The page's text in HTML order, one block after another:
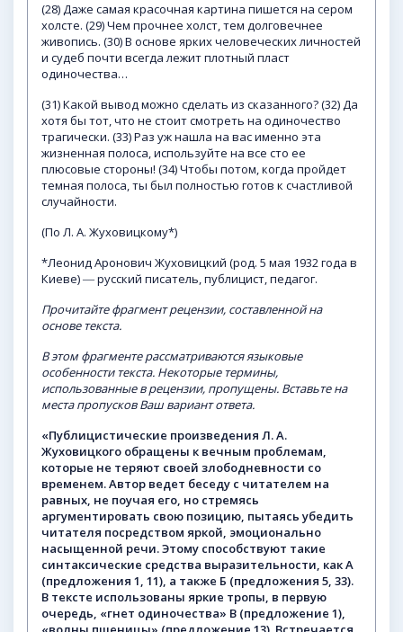
(28) Даже самая красочная картина пишется на сером
холсте. (29) Чем прочнее холст, тем долговечнее
живопись. (30) В основе ярких человеческих личностей
и судеб почти всегда лежит плотный пласт
одиночества…
(31) Какой вывод можно сделать из сказанного? (32) Да
хотя бы тот, что не стоит смотреть на одиночество
трагически. (33) Раз уж нашла на вас именно эта
жизненная полоса, используйте на все сто ее
плюсовые стороны! (34) Чтобы потом, когда пройдет
темная полоса, ты был полностью готов к счастливой
случайности.
(По Л. А. Жуховицкому*)
*Леонид Аронович Жуховицкий (род. 5 мая 1932 года в
Киеве) ― русский писатель, публицист, педагог.
Прочитайте фрагмент рецензии, составленной на
основе текста.
Вэтом фрагменте рассматриваютсяязыковые
особенности текста. Некоторые термины,
использованные в рецензии, пропущены. Вставьте на
места пропусков Ваш вариант ответа.
«Публицистические произведения Л.А.
Жуховицкого обращены к вечным проблемам,
которые не теряют своей злободневности со
временем.Автор ведет беседу с читателем на
равных, не поучая его, но стремясь
аргументировать свою позицию, пытаясь убедить
читателя посредством яркой, эмоционально
насыщенной речи. Этому способствуют такие
синтаксические средства выразительности, как А
(предложения 1, 11), а также Б (предложения 5, 33).
В тексте использованы яркие тропы, в первую
очередь, «гнет одиночества» В (предложение 1),